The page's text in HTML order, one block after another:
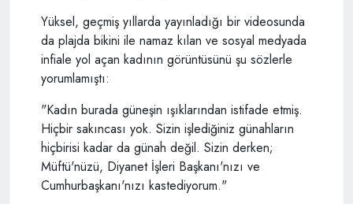
Yüksel, geçmiş yıllarda yayınladığı bir videosunda
da plajda bikini ile namaz kılan ve sosyal medyada
infiale yol açan kadının görüntüsünü şu sözlerle
yorumlamıştı:
"Kadın burada güneşin ışıklarından istifade etmiş.
Hiçbir sakıncası yok. Sizin işlediğiniz günahların
hiçbirisi kadar da günah değil. Sizin derken;
Müftü'nüzü, Diyanet İşleri Başkanı'nızı ve
Cumhurbaşkanı'nızı kastediyorum."